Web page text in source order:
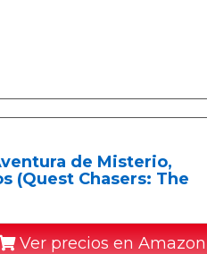
de Misterio,
(Quest Chasers: The
Ver precios en Amazon